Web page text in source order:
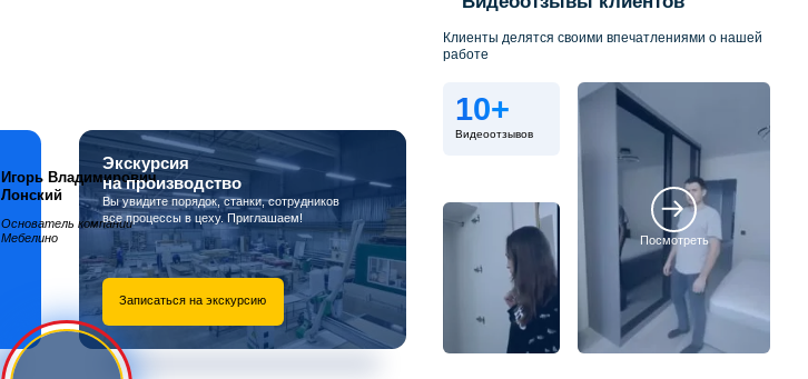
Игорь Владимирович
Лонский
Основатель компании
Мебелино
Экскурсия
на производство
Вы увидите порядок, станки, сотрудников
все процессы в цеху. Приглашаем!
Записаться на экскурсию
Клиенты делятся своими впечатлениями о нашей
работе
10+
Видеоотзывов
Посмотреть